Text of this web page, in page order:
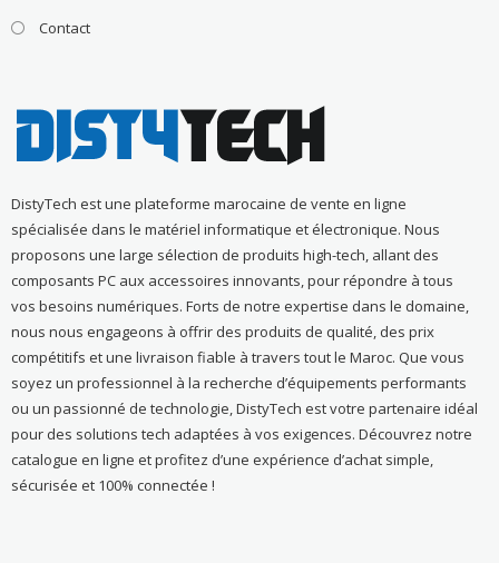
Contact
DistyTech est une plateforme marocaine de vente en ligne
spécialisée dans le matériel informatique et électronique. Nous
proposons une large sélection de produits high-tech, allant des
composants PC aux accessoires innovants, pour répondre à tous
vos besoins numériques. Forts de notre expertise dans le domaine,
nous nous engageons à offrir des produits de qualité, des prix
compétitifs et une livraison fiable à travers tout le Maroc. Que vous
soyez un professionnel à la recherche d’équipements performants
ou un passionné de technologie, DistyTech est votre partenaire idéal
pour des solutions tech adaptées à vos exigences. Découvrez notre
catalogue en ligne et profitez d’une expérience d’achat simple,
sécurisée et 100% connectée !